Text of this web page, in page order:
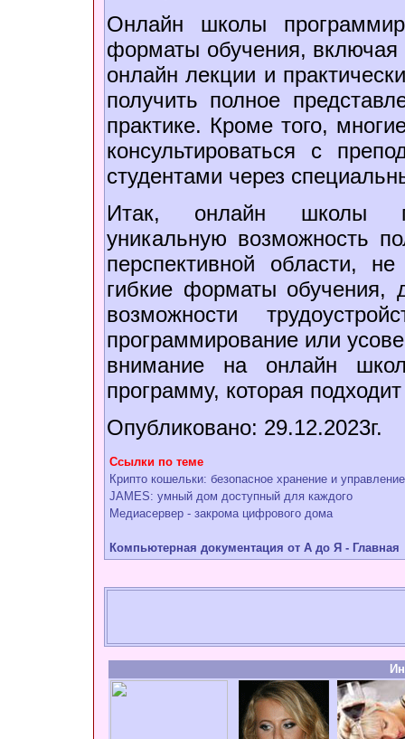
Онлайн школы
форматы обучения, включая
онлайн лекции и
получить полное
практике. Кроме того,
консультироваться с
студентами через
Итак, онлайн школы
уникальную возможность
перспективной области,
гибкие форматы обучения,
возможности
программирование или
внимание на онлайн
программу, которая
Опубликовано: 29.12.2023г.
Ссылки по теме
Крипто кошельки: безопасное хранение и
JAMES: умный дом доступный для каждого
Медиасервер - закрома цифрового дома
Компьютерная документация от А до Я - Главная